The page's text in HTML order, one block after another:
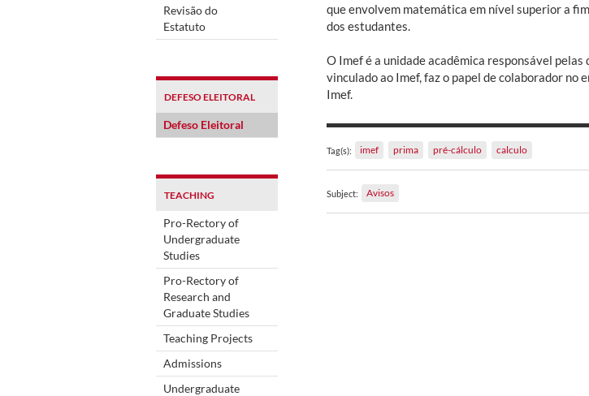
Revisão do
Estatuto
DEFESO ELEITORAL
Defeso Eleitoral
TEACHING
Pro-Rectory of
Undergraduate
Studies
Pro-Rectory of
Research and
Graduate Studies
Teaching Projects
Admissions
Undergraduate
que envolvem matemática em nível superior a
dos estudantes.
O Imef é a unidade acadêmica responsável
vinculado ao Imef, faz o papel de colaborador no
Imef.
Tag(s): imef prima pré-cálculo calculo
Subject: Avisos